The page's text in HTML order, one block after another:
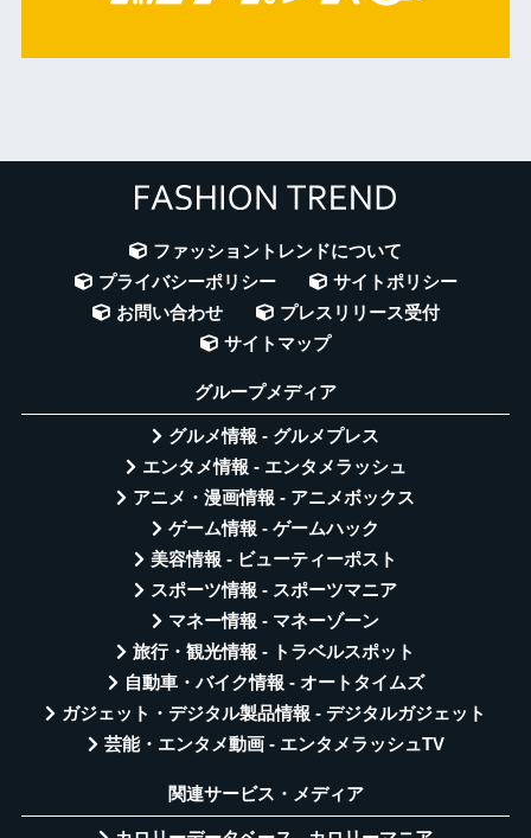
ファッショントレンドについて
プライバシーポリシー
サイトポリシー
お問い合わせ
プレスリリース受付
サイトマップ
グループメディア
グルメ情報 - グルメプレス
エンタメ情報 - エンタメラッシュ
アニメ・漫画情報 - アニメボックス
ゲーム情報 - ゲームハック
美容情報 - ビューティーポスト
スポーツ情報 - スポーツマニア
マネー情報 - マネーゾーン
旅行・観光情報 - トラベルスポット
自動車・バイク情報 - オートタイムズ
ガジェット・デジタル製品情報 - デジタルガジェット
芸能・エンタメ動画 - エンタメラッシュTV
関連サービス・メディア